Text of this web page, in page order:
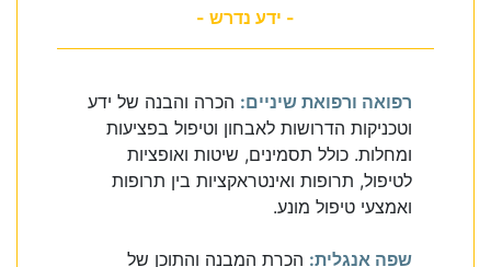
- ידע נדרש -
רפואה ורפואת שיניים: הכרה והבנה של ידע
וטכניקות הדרושות לאבחון וטיפול בפציעות
ומחלות. כולל תסמינים, שיטות ואופציות
לטיפול, תרופות ואינטראקציות בין תרופות
ואמצעי טיפול מונע.
שפה אנגלית: הכרת המבנה והתוכן של